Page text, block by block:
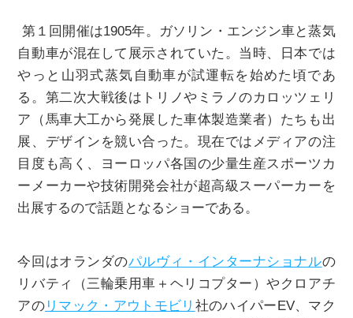
第１回開催は1905年。ガソリン・エンジン車と蒸気
自動車が混在して展示されていた。当時、日本では
やっと山羽式蒸気自動車が試運転を始めた頃であ
る。第二次大戦後はトリノやミラノのカロッツェリ
ア（馬車大工から発展した車体製造業者）たちも出
展、デザインを競い合った。現在ではメディアの注
目度も高く、ヨーロッパ各国の少量生産スポーツカ
ーメーカーや技術開発会社が超高級スーパーカーを
出展するので話題となるショーである。
今回はオランダのパルヴィ・インターナショナルの
リバティ（三輪乗用車＋ヘリコプター）やクロアチ
アの リマック・アウトモビリ 社のハイパーEV、マク